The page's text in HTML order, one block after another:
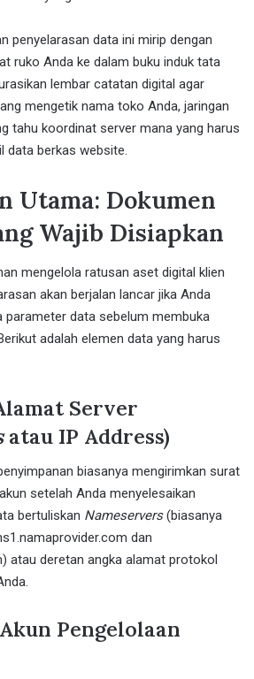
penyelarasan data ini mirip dengan
ruko Anda ke dalam buku induk tata
lembar catatan digital agar
mengetik nama toko Anda, jaringan
tahu koordinat server mana yang harus
data berkas website.
Utama: Dokumen
Wajib Disiapkan
mengelola ratusan aset digital klien
akan berjalan lancar jika Anda
parameter data sebelum membuka
adalah elemen data yang harus
Server
atau IP Address)
biasanya mengirimkan surat
setelah Anda menyelesaikan
bertuliskan Nameservers(biasanya
dan
atau deretan angka alamat protokol
Pengelolaan